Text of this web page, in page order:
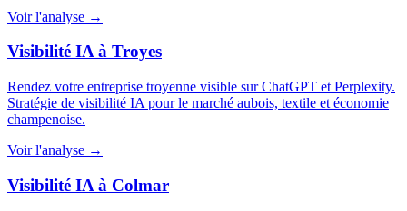
Voir l'analyse →
Visibilité IA à Troyes
Rendez votre entreprise troyenne visible sur ChatGPT et Perplexity.
Stratégie de visibilité IA pour le marché aubois, textile et économie
champenoise.
Voir l'analyse →
Visibilité IA à Colmar